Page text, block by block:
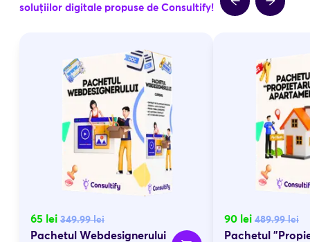
soluțiilor digitale propuse de Consultify!
65 lei 349.99lei
Pachetul Webdesignerului
90 lei 489.99lei
Pachetul